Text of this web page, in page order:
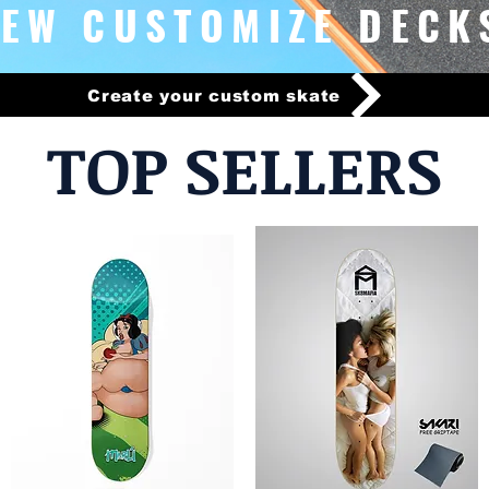
CUSTOMIZE
Create your custom skate
TOP SELLERS